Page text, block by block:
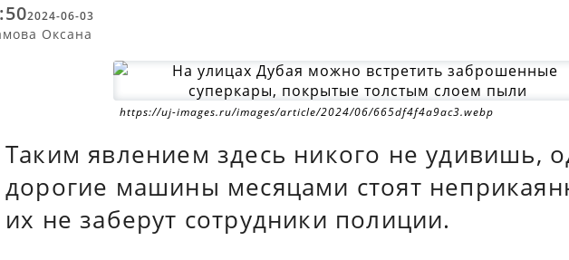
2024-06-03
Оксана
https://uj-images.ru/images/article/2024/06/665df4f4a9ac3.webp
Таким явлением здесь никого не удивишь,
дорогие машины месяцами стоят
их не заберут сотрудники полиции.